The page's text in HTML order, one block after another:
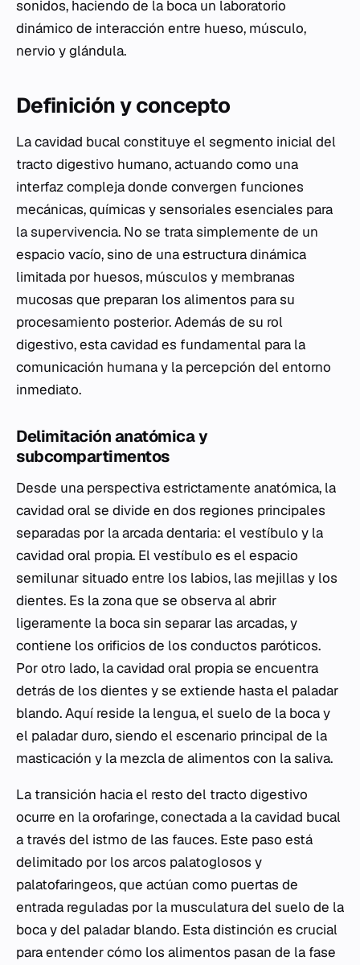
sonidos, haciendo de la boca un laboratorio
dinámico de interacción entre hueso, músculo,
nervio y glándula.
Definición y concepto
La cavidad bucal constituye el segmento inicial del
tracto digestivo humano, actuando como una
interfaz compleja donde convergen funciones
mecánicas, químicas y sensoriales esenciales para
la supervivencia. No se trata simplemente de un
espacio vacío, sino de una estructura dinámica
limitada por huesos, músculos y membranas
mucosas que preparan los alimentos para su
procesamiento posterior. Además de su rol
digestivo, esta cavidad es fundamental para la
comunicación humana y la percepción del entorno
inmediato.
Delimitación anatómica y
subcompartimentos
Desde una perspectiva estrictamente anatómica, la
cavidad oral se divide en dos regiones principales
separadas por la arcada dentaria: el vestíbulo y la
cavidad oral propia. El vestíbulo es el espacio
semilunar situado entre los labios, las mejillas y los
dientes. Es la zona que se observa al abrir
ligeramente la boca sin separar las arcadas, y
contiene los orificios de los conductos paróticos.
Por otro lado, la cavidad oral propia se encuentra
detrás de los dientes y se extiende hasta el paladar
blando. Aquí reside la lengua, el suelo de la boca y
el paladar duro, siendo el escenario principal de la
masticación y la mezcla de alimentos con la saliva.
La transición hacia el resto del tracto digestivo
ocurre en la orofaringe, conectada a la cavidad bucal
a través del istmo de las fauces. Este paso está
delimitado por los arcos palatoglosos y
palatofaringeos, que actúan como puertas de
entrada reguladas por la musculatura del suelo de la
boca y del paladar blando. Esta distinción es crucial
para entender cómo los alimentos pasan de la fase